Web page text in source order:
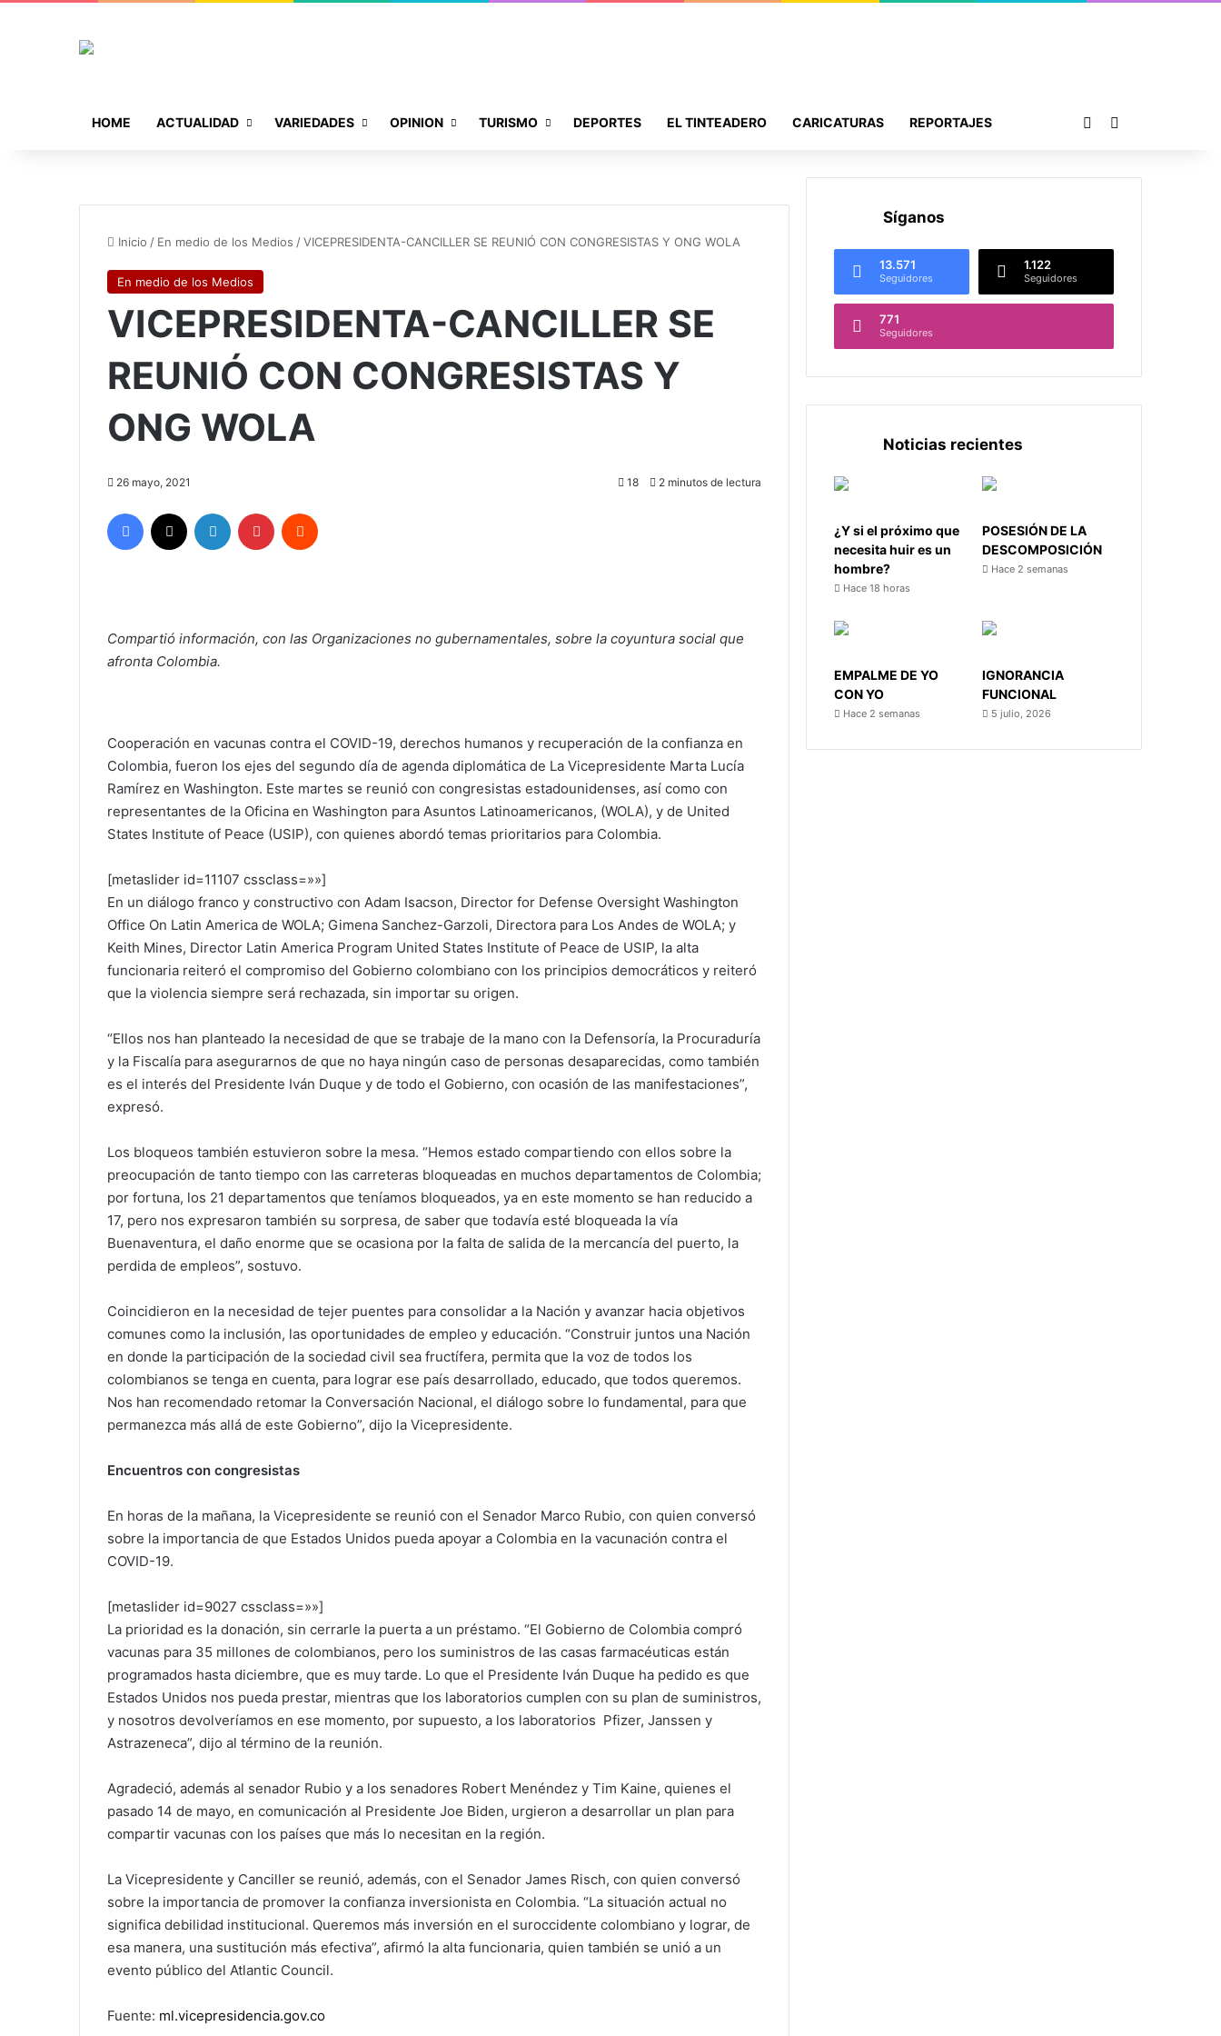
HOME ACTUALIDAD VARIEDADES OPINION TURISMO DEPORTES EL TINTEADERO CARICATURAS REPORTAJES Publicación al azar
Inicio / En medio de los Medios /VICEPRESIDENTA-CANCILLER SE REUNIÓ CON CONGRESISTAS Y ONG WOLA
En medio de los Medios
VICEPRESIDENTA-CANCILLER SE
REUNIÓ CON CONGRESISTAS Y
ONG WOLA
26 mayo, 2021 18 2 minutos de lectura
Facebook LinkedIn Pinterest
Compartió información, con las Organizaciones no gubernamentales, sobre la coyuntura social que
afronta Colombia.
Cooperación en vacunas contra el COVID-19, derechos humanos y recuperación de la confianza en
Colombia, fueron los ejes del segundo día de agenda diplomática de La Vicepresidente Marta Lucía
Ramírez en Washington. Este martes se reunió con congresistas estadounidenses, así como con
representantes de la Oficina en Washington para Asuntos Latinoamericanos, (WOLA), y de United
States Institute of Peace (USIP), con quienes abordó temas prioritarios para Colombia.
[metaslider id=11107 cssclass=»»]
En un diálogo franco y constructivo con Adam Isacson, Director for Defense Oversight Washington
Office On Latin America de WOLA; Gimena Sanchez-Garzoli, Directora para Los Andes de WOLA; y
Keith Mines, Director Latin America Program United States Institute of Peace de USIP, la alta
funcionaria reiteró el compromiso del Gobierno colombiano con los principios democráticos y reiteró
que la violencia siempre será rechazada, sin importar su origen.
“Ellos nos han planteado la necesidad de que se trabaje de la mano con la Defensoría, la Procuraduría
y la Fiscalía para asegurarnos de que no haya ningún caso de personas desaparecidas, como también
es el interés del Presidente Iván Duque y de todo el Gobierno, con ocasión de las manifestaciones”,
expresó.
Los bloqueos también estuvieron sobre la mesa. “Hemos estado compartiendo con ellos sobre la
preocupación de tanto tiempo con las carreteras bloqueadas en muchos departamentos de Colombia;
por fortuna, los 21 departamentos que teníamos bloqueados, ya en este momento se han reducido a
17, pero nos expresaron también su sorpresa, de saber que todavía esté bloqueada la vía
Buenaventura, el daño enorme que se ocasiona por la falta de salida de la mercancía del puerto, la
perdida de empleos”, sostuvo.
Coincidieron en la necesidad de tejer puentes para consolidar a la Nación y avanzar hacia objetivos
comunes como la inclusión, las oportunidades de empleo y educación. “Construir juntos una Nación
en donde la participación de la sociedad civil sea fructífera, permita que la voz de todos los
colombianos se tenga en cuenta, para lograr ese país desarrollado, educado, que todos queremos.
Nos han recomendado retomar la Conversación Nacional, el diálogo sobre lo fundamental, para que
permanezca más allá de este Gobierno”, dijo la Vicepresidente.
Encuentros con congresistas
En horas de la mañana, la Vicepresidente se reunió con el Senador Marco Rubio, con quien conversó
sobre la importancia de que Estados Unidos pueda apoyar a Colombia en la vacunación contra el
COVID-19.
[metaslider id=9027 cssclass=»»]
La prioridad es la donación, sin cerrarle la puerta a un préstamo. “El Gobierno de Colombia compró
vacunas para 35 millones de colombianos, pero los suministros de las casas farmacéuticas están
programados hasta diciembre, que es muy tarde. Lo que el Presidente Iván Duque ha pedido es que
Estados Unidos nos pueda prestar, mientras que los laboratorios cumplen con su plan de suministros,
y nosotros devolveríamos en ese momento, por supuesto, a los laboratorios Pfizer, Janssen y
Astrazeneca”, dijo al término de la reunión.
Agradeció, además al senador Rubio y a los senadores Robert Menéndez y Tim Kaine, quienes el
pasado 14 de mayo, en comunicación al Presidente Joe Biden, urgieron a desarrollar un plan para
compartir vacunas con los países que más lo necesitan en la región.
La Vicepresidente y Canciller se reunió, además, con el Senador James Risch, con quien conversó
sobre la importancia de promover la confianza inversionista en Colombia. “La situación actual no
significa debilidad institucional. Queremos más inversión en el suroccidente colombiano y lograr, de
esa manera, una sustitución más efectiva”, afirmó la alta funcionaria, quien también se unió a un
evento público del Atlantic Council.
Fuente: ml.vicepresidencia.gov.co
Síganos
13.571
Seguidores
1.122
Seguidores
771
Seguidores
Noticias recientes
¿Y si el próximo que
necesita huir es un
hombre?
Hace 18 horas
POSESIÓN DE LA
DESCOMPOSICIÓN
Hace 2 semanas
EMPALME DE YO
CON YO
Hace 2 semanas
IGNORANCIA
FUNCIONAL
5 julio, 2026